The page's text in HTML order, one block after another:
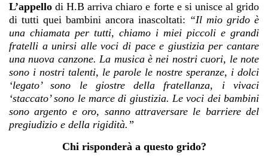
L’appello di H.B arriva chiaro e forte e si unisce al grido
di tutti quei bambini ancora inascoltati: “Il mio grido è
una chiamata per tutti, chiamo i miei piccoli e grandi
fratelli a unirsi alle voci di pace e giustizia per cantare
una nuova canzone. La musica è nei nostri cuori, le note
sono i nostri talenti, le parole le nostre speranze, i dolci
‘legato’ sono le giostre della fratellanza, i vivaci
‘staccato’ sono le marce di giustizia. Le voci dei bambini
sono argento e oro, sanno attraversare le barriere del
pregiudizio e della rigidità.”
Chi risponderà a questo grido?